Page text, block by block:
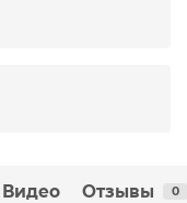
Видео Отзывы 0